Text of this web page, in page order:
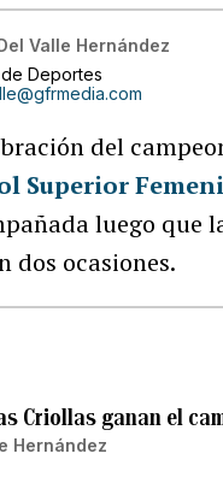
Valle Hernández
Deportes
del
Superior
luego que
dos ocasiones.
Criollas ganan el
Hernández